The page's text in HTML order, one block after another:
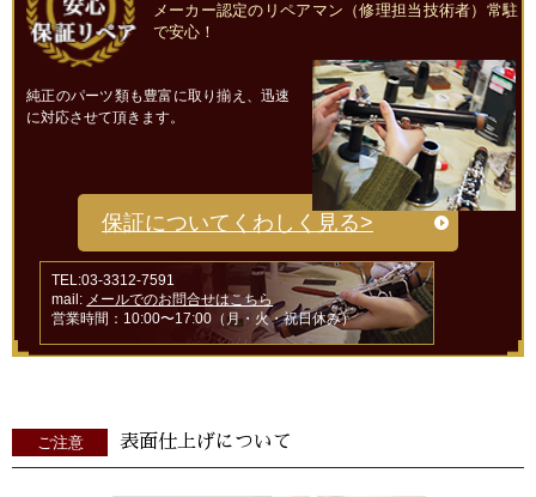
メーカー認定のリペアマン（修理担当技術者）常駐
で安心！
純正のパーツ類も豊富に取り揃え、迅速
に対応させて頂きます。
保証についてくわしく見る>
TEL:03-3312-7591
mail: メールでのお問合せはこちら
営業時間：10:00〜17:00（月・火・祝日休み）
ご注意 表面仕上げについて